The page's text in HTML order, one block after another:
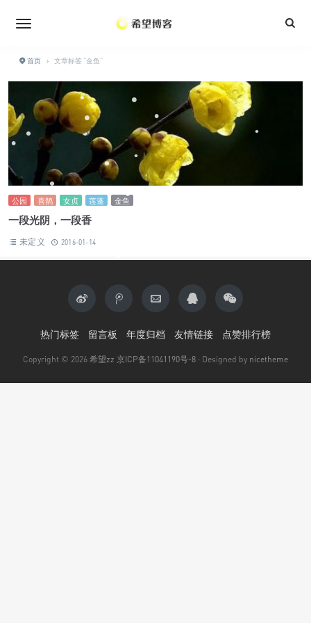
首页 › 文章标签 "金鱼"
公园 喜鹊 女贞 莲蓬 金鱼
一段光阴，一段香
未定义 2016-01-14
热门标签 留言板 年度归档 友情链接 点赞排行榜
Copyright © 2026 希望zz 京ICP备11041190号-8 · Designed by nicetheme
•
•
•
•
•
•
• •
•
•
•
•
• •